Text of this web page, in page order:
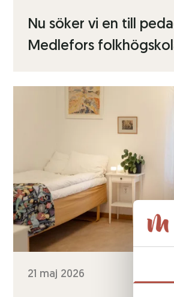
Nu söker vi en till
Medlefors
21 maj 2026